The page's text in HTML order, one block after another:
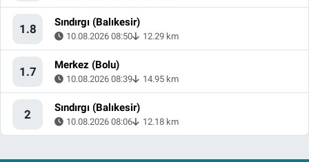
1.8 Sındırgı (Balıkesir)
10.08.2026 08:50 12.29 km
1.7 Merkez (Bolu)
10.08.2026 08:39 14.95 km
2 Sındırgı (Balıkesir)
10.08.2026 08:06 12.18 km